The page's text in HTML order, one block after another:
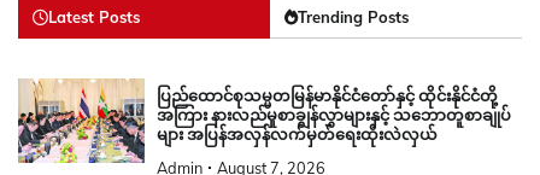
Latest Posts Trending Posts
ပြည်ထောင်စုသမ္မတမြန်မာနိုင်ငံတော်နှင့် ထိုင်းနိုင်ငံတို့
အကြား နားလည်မှုစာချွန်လွှာများနှင့် သဘောတူစာချုပ်
များ အပြန်အလှန်လက်မှတ်ရေးထိုးလဲလှယ်
Admin August 7, 2026